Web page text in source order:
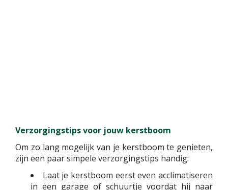
Verzorgingstips voor jouw kerstboom
Om zo lang mogelijk van je kerstboom te genieten,
zijn een paar simpele verzorgingstips handig:
Laat je kerstboom eerst even acclimatiseren
in een garage of schuurtje voordat hij naar